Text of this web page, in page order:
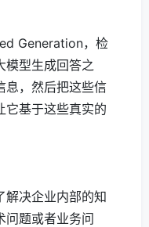
Generation，检
模型生成回答之
息，然后把这些信
它基于这些真实的
解决企业内部的知
问题或者业务问